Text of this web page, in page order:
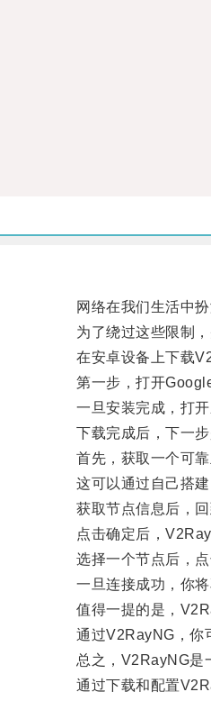
网络在我们生活中扮
为了绕过这些限制，
在安卓设备上下载
第一步，打开Google
一旦安装完成，打开
下载完成后，下一步
首先，获取一个可靠
这可以通过自己搭建
获取节点信息后，回到
点击确定后，
选择一个节点后，点
一旦连接成功，你将
值得一提的是，
通过V2RayNG，你可
总之，V2RayNG是一
通过下载和配置